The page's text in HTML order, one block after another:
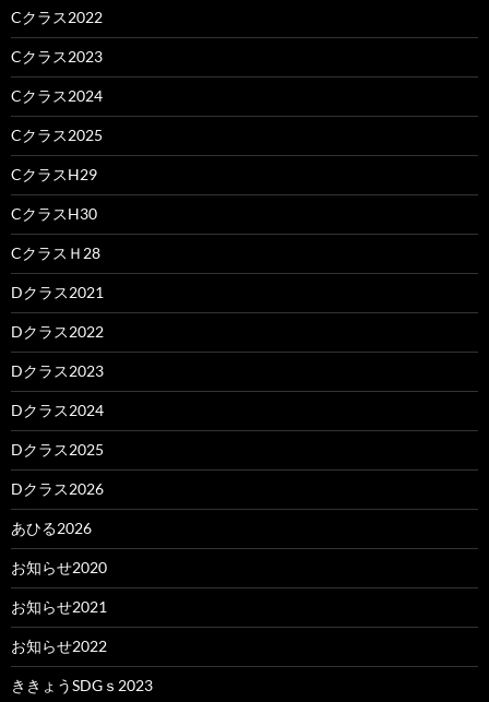
Cクラス2022
Cクラス2023
Cクラス2024
Cクラス2025
CクラスH29
CクラスH30
CクラスＨ28
Dクラス2021
Dクラス2022
Dクラス2023
Dクラス2024
Dクラス2025
Dクラス2026
あひる2026
お知らせ2020
お知らせ2021
お知らせ2022
ききょうSDGｓ2023